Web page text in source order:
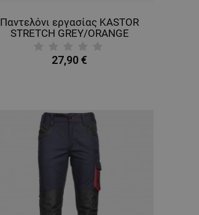
Παντελόνι εργασίας KASTOR
STRETCH GREY/ORANGE
27,90 €